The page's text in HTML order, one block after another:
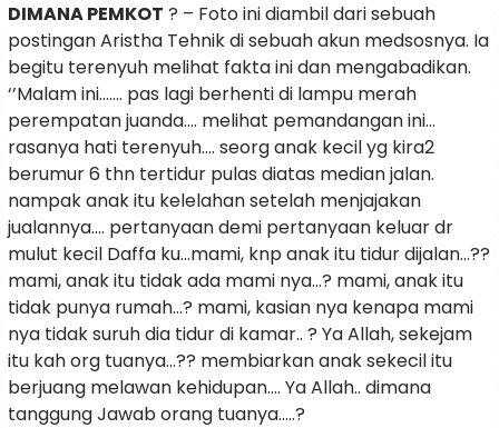
DIMANA PEMKOT ? – Foto ini diambil dari sebuah
postingan Aristha Tehnik di sebuah akun medsosnya. Ia
begitu terenyuh melihat fakta ini dan mengabadikan.
‘’Malam ini……. pas lagi berhenti di lampu merah
perempatan juanda…. melihat pemandangan ini…
rasanya hati terenyuh…. seorg anak kecil yg kira2
berumur 6 thn tertidur pulas diatas median jalan.
nampak anak itu kelelahan setelah menjajakan
jualannya…. pertanyaan demi pertanyaan keluar dr
mulut kecil Daffa ku…mami, knp anak itu tidur dijalan…??
mami, anak itu tidak ada mami nya…? mami, anak itu
tidak punya rumah…? mami, kasian nya kenapa mami
nya tidak suruh dia tidur di kamar.. ? Ya Allah, sekejam
itu kah org tuanya…?? membiarkan anak sekecil itu
berjuang melawan kehidupan…. Ya Allah.. dimana
tanggung Jawab orang tuanya…..?